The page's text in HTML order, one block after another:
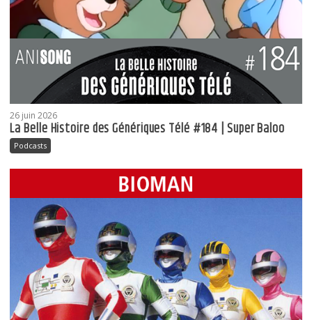
26 juin 2026
La Belle Histoire des Génériques Télé #184 | Super Baloo
Podcasts